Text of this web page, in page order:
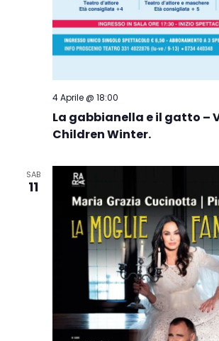
4 Aprile @ 18:00
La gabbianella e il gatto –
Children Winter.
SAB
11